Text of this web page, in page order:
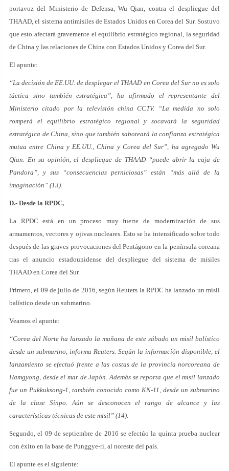
portavoz del Ministerio de Defensa, Wu Qian, contra el despliegue del
THAAD, el sistema antimisiles de Estados Unidos en Corea del Sur. Sostuvo
que esto afectará gravemente el equilibrio estratégico regional, la seguridad
de China y las relaciones de China con Estados Unidos y Corea del Sur.
El apunte:
“La decisión de EE.UU. de desplegar el THAAD en Corea del Sur no es solo
táctica sino también estratégica”, ha afirmado el representante del
Ministerio citado por la televisión china CCTV. “La medida no solo
romperá el equilibrio estratégico regional y socavará la seguridad
estratégica de China, sino que también saboteará la confianza estratégica
mutua entre China y EE.UU., China y Corea del Sur”, ha agregado Wu
Qian. En su opinión, el despliegue de THAAD “puede abrir la caja de
Pandora”, y sus “consecuencias perniciosas” están “más allá de la
imaginación” (13).
D.- Desde la RPDC,
La RPDC está en un proceso muy fuerte de modernización de sus
armamentos, vectores y ojivas nucleares. Esto se ha intensificado sobre todo
después de las graves provocaciones del Pentágono en la península coreana
tras el anuncio estadounidense del despliegue del sistema de misiles
THAAD en Corea del Sur.
Primero, el 09 de julio de 2016, según Reuters la RPDC ha lanzado un misil
balístico desde un submarino.
Veamos el apunte:
“Corea del Norte ha lanzado la mañana de este sábado un misil balístico
desde un submarino, informa Reuters. Según la información disponible, el
lanzamiento se efectuó frente a las costas de la provincia norcoreana de
Hamgyong, desde el mar de Japón. Además se reporta que el misil lanzado
fue un Pukkuksong-1, también conocido como KN-11, desde un submarino
de la clase Sinpo. Aún se desconocen el rango de alcance y las
características técnicas de este misil” (14).
Segundo, el 09 de septiembre de 2016 se efectúo la quinta prueba nuclear
con éxito en la base de Punggye-ri, al noreste del país.
El apunte es el siguiente: